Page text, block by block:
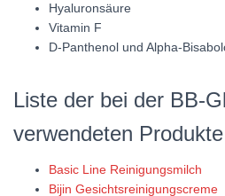
Hyaluronsäure
Vitamin F
D-Panthenol und Alpha-
Liste der bei der BB-
verwendeten Produkte
Basic Line Reinigungsmilch
Bijin Gesichtsreinigungscreme